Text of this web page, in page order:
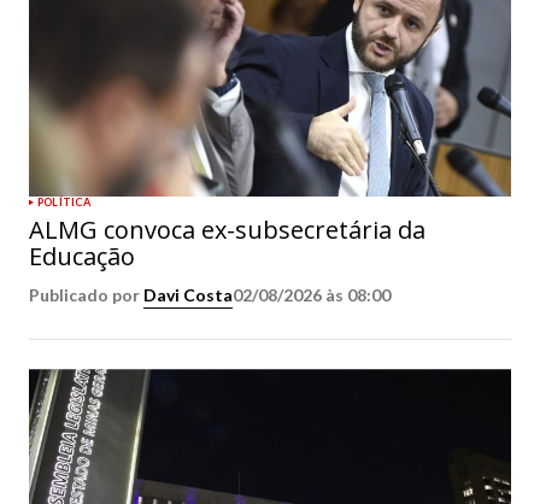
POLÍTICA
ALMG convoca ex-subsecretária da
Educação
Publicado por Davi Costa02/08/2026 às 08:00